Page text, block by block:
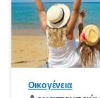
Οικογένεια